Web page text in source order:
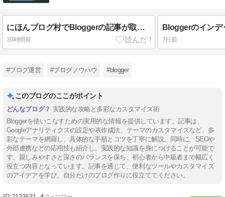
にほんブログ村でBloggerの記事が取得できない問題発生中（2026年8月）
30時間前
Bloggerのインデ
7日前
#ブログ運営 #ブログノウハウ #blogger
このブログのここがポイント
実践的な攻略と多彩なカスタマイズ術
Bloggerを使いこなすための実用的な情報を提供しています。記事は、
Googleアナリティクスの設定や表作成法、テーマのカスタマイズなど、多
彩なテーマを網羅し、具体的な手順とコツを丁寧に解説。同時に、SEOや
外部連携などの応用技も紹介し、実践的な知識を身につけることが可能で
す。親しみやすさと深さのバランスを保ち、初心者から中級者まで幅広く
役立つ内容となっています。記事を通じて、便利なツールやカスタマイズ
のアイデアを学び、自分だけのブログ作りに役立ててください。